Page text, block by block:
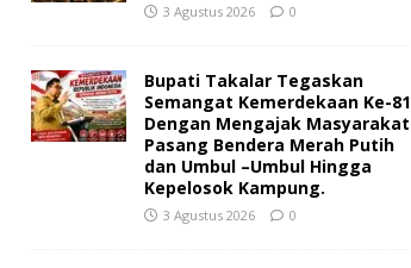
3 Agustus 2026 0
Bupati Takalar Tegaskan
Semangat Kemerdekaan Ke-81
Dengan Mengajak Masyarakat
Pasang Bendera Merah Putih
dan Umbul –Umbul Hingga
Kepelosok Kampung.
3 Agustus 2026 0